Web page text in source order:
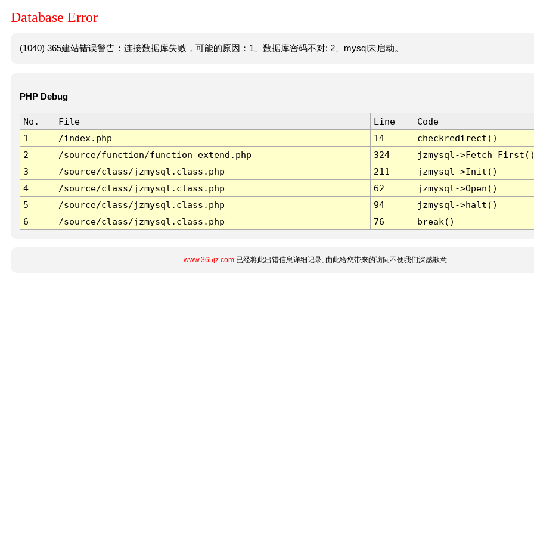
Database Error
(1040) 365建站错误警告：连接数据库失败，可能的原因：1、数据库密码不对; 2、mysql未启动。
PHP Debug
No. File Line
Code
1
/index.php 14
checkredirect()
2
/source/function/function_extend.php 324
jzmysql-
3
/source/class/jzmysql.class.php 211
jzmysql->Init()
4
/source/class/jzmysql.class.php 62
jzmysql->Open()
5
/source/class/jzmysql.class.php 94
jzmysql->halt()
6
/source/class/jzmysql.class.php 76 break()
www.365jz.com已经将此出错信息详细记录, 由此给您带来的访问不便我们深感歉意.